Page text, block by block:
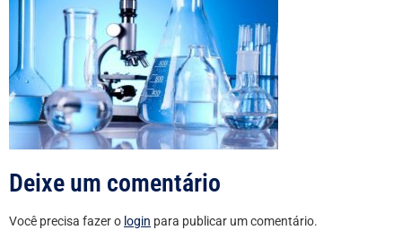
Deixe um comentário
Você precisa fazer o login para publicar um comentário.